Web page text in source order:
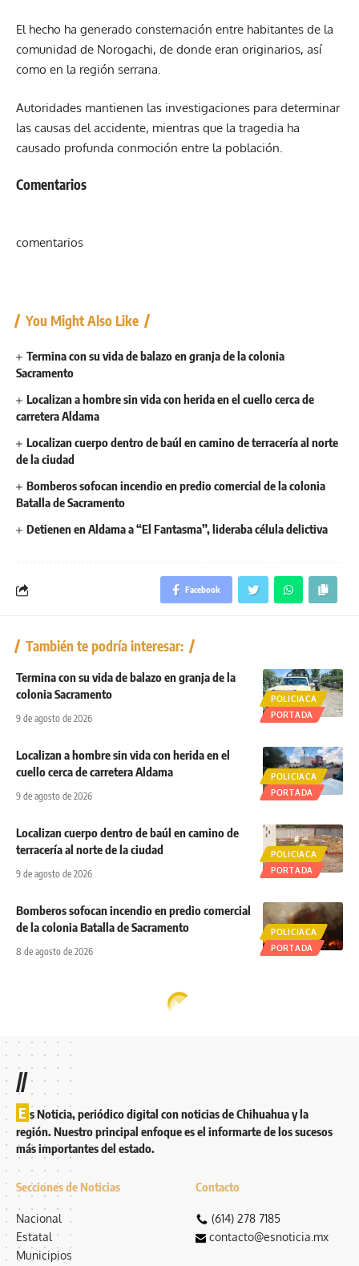
El hecho ha generado consternación entre habitantes de la
comunidad de Norogachi, de donde eran originarios, así
como en la región serrana.
Autoridades mantienen las investigaciones para determinar
las causas del accidente, mientras que la tragedia ha
causado profunda conmoción entre la población.
Comentarios
comentarios
You Might Also Like
Termina con su vida de balazo en granja de la colonia
Sacramento
Localizan a hombre sin vida con herida en el cuello cerca de
carretera Aldama
Localizan cuerpo dentro de baúl en camino de terracería al norte
de la ciudad
Bomberos sofocan incendio en predio comercial de la colonia
Batalla de Sacramento
Detienen en Aldama a “El Fantasma”, lideraba célula delictiva
Facebook
También te podría interesar:
POLICIACA
PORTADA
Termina con su vida de balazo en granja de la
colonia Sacramento
9 de agosto de 2026
POLICIACA
PORTADA
Localizan a hombre sin vida con herida en el
cuello cerca de carretera Aldama
9 de agosto de 2026
POLICIACA
PORTADA
Localizan cuerpo dentro de baúl en camino de
terracería al norte de la ciudad
9 de agosto de 2026
POLICIACA
PORTADA
Bomberos sofocan incendio en predio comercial
de la colonia Batalla de Sacramento
8 de agosto de 2026
//
E s Noticia, periódico digital con noticias de Chihuahua y la
región. Nuestro principal enfoque es el informarte de los sucesos
más importantes del estado.
Secciones de Noticias
Nacional
Estatal
Municipios
Contacto
(614) 278 7185
contacto@esnoticia.mx